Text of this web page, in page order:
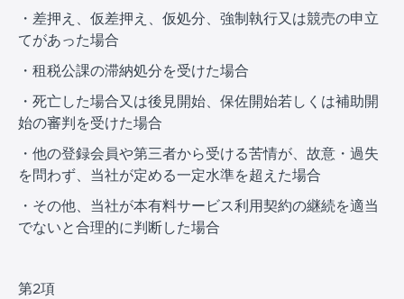
・差押え、仮差押え、仮処分、強制執行又は競売の申立
てがあった場合
・租税公課の滞納処分を受けた場合
・死亡した場合又は後見開始、保佐開始若しくは補助開
始の審判を受けた場合
・他の登録会員や第三者から受ける苦情が、故意・過失
を問わず、当社が定める一定水準を超えた場合
・その他、当社が本有料サービス利用契約の継続を適当
でないと合理的に判断した場合
第2項